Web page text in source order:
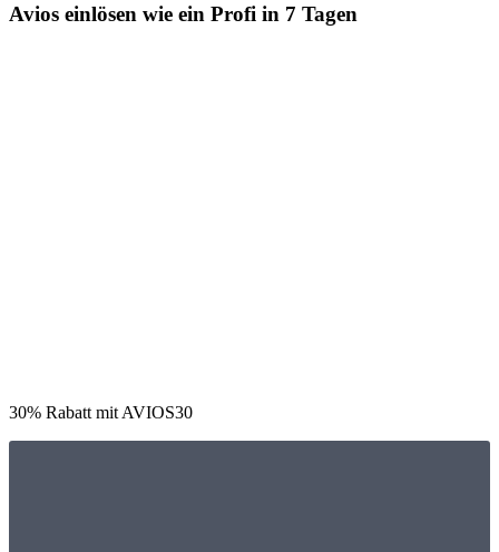
Avios einlösen wie ein Profi in 7 Tagen
30% Rabatt mit AVIOS30